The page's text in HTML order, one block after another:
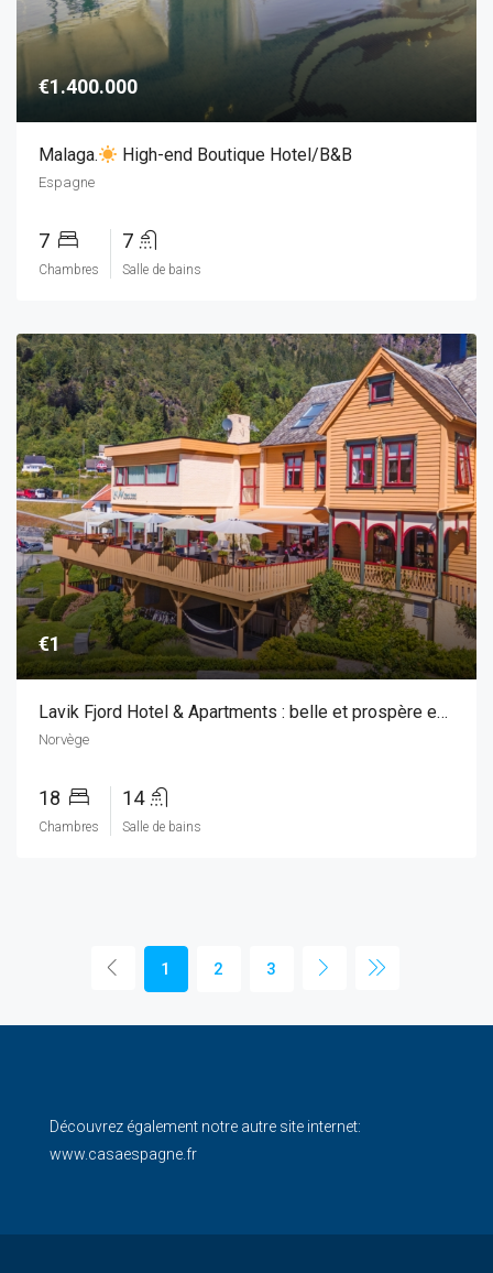
€1.400.000
Malaga. High-end Boutique Hotel/B&B
Espagne
7
Chambres
7
Salle de bains
€1
Lavik Fjord Hotel & Apartments : belle et prospère entreprise de restauration, située de manière unique sur le Sognefjord
Norvège
18
Chambres
14
Salle de bains
1 2 3
Découvrez également notre autre site internet:
www.casaespagne.fr